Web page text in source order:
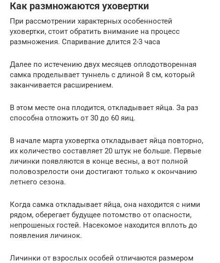
Как размножаются уховертки
При рассмотрении характерных особенностей
уховертки, стоит обратить внимание на процесс
размножения. Спаривание длится 2-3 часа
Далее по истечению двух месяцев оплодотворенная
самка проделывает туннель с длиной 8 см, который
заканчивается расширением.
В этом месте она плодится, откладывает яйца. За раз
способна отложить от 30 до 60 яиц.
В начале марта уховертка откладывает яйца повторно,
их количество составляет 20 штук не больше. Первые
личинки появляются в конце весны, а вот полной
половозрелости они достигают только к окончанию
летнего сезона.
Когда самка откладывает яйца, она находится с ними
рядом, оберегает будущее потомство от опасности,
непрошеных гостей. Насекомое находится вплоть до
появления личинок.
Личинки от взрослых особей отличаются размером